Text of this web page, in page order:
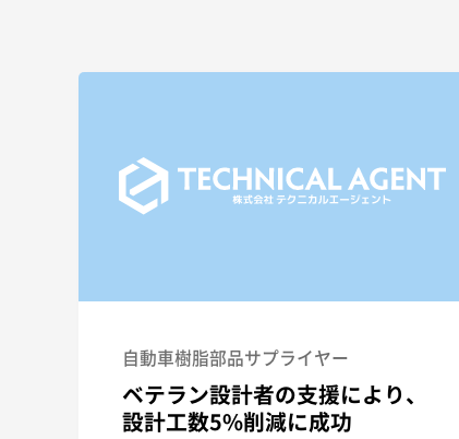
自動車樹脂部品サプライヤー
ベテラン設計者の支援により、
設計工数5%削減に成功